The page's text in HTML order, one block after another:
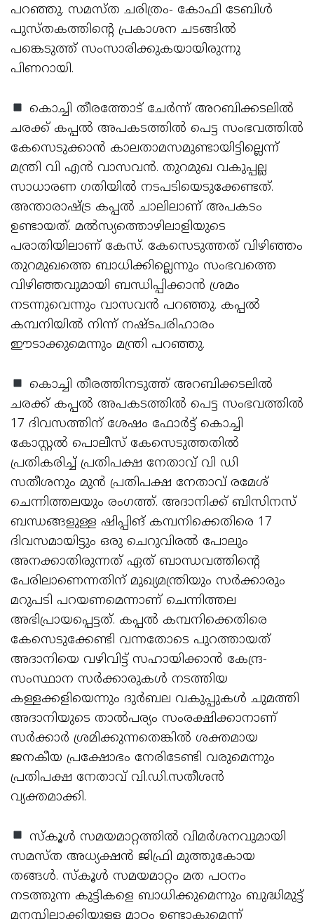
പറഞ്ഞു. സമസ്ത ചരിത്രം- കോഫി ടേബിള്‍
പുസ്തകത്തിന്റെ പ്രകാശന ചടങ്ങില്‍
പങ്കെടുത്ത് സംസാരിക്കുകയായിരുന്നു
പിണറായി.
കൊച്ചി തീരത്തോട് ചേര്‍ന്ന് അറബിക്കടലില്‍
ചരക്ക് കപ്പല്‍ അപകടത്തില്‍ പെട്ട സംഭവത്തില്‍
കേസെടുക്കാന്‍ കാലതാമസമുണ്ടായിട്ടില്ലെന്ന്
മന്ത്രി വി എന്‍ വാസവന്‍. തുറമുഖ വകുപ്പല്ല
സാധാരണ ഗതിയില്‍ നടപടിയെടുക്കേണ്ടത്.
അന്താരാഷ്ട്ര കപ്പല്‍ ചാലിലാണ് അപകടം
ഉണ്ടായത്. മല്‍സ്യത്തൊഴിലാളിയുടെ
പരാതിയിലാണ് കേസ്. കേസെടുത്തത് വിഴിഞ്ഞം
തുറമുഖത്തെ ബാധിക്കില്ലെന്നും സംഭവത്തെ
വിഴിഞ്ഞവുമായി ബന്ധിപ്പിക്കാന്‍ ശ്രമം
നടന്നുവെന്നും വാസവന്‍ പറഞ്ഞു. കപ്പല്‍
കമ്പനിയില്‍ നിന്ന് നഷ്ടപരിഹാരം
ഈടാക്കുമെന്നും മന്ത്രി പറഞ്ഞു.
കൊച്ചി തീരത്തിനടുത്ത് അറബിക്കടലില്‍
ചരക്ക് കപ്പല്‍ അപകടത്തില്‍ പെട്ട സംഭവത്തില്‍
17 ദിവസത്തിന് ശേഷം ഫോര്‍ട്ട് കൊച്ചി
കോസ്റ്റല്‍ പൊലീസ് കേസെടുത്തതില്‍
പ്രതികരിച്ച് പ്രതിപക്ഷ നേതാവ് വി ഡി
സതീശനും മുന്‍ പ്രതിപക്ഷ നേതാവ് രമേശ്
ചെന്നിത്തലയും രംഗത്ത്. അദാനിക്ക് ബിസിനസ്
ബന്ധങ്ങളുള്ള ഷിപ്പിങ് കമ്പനിക്കെതിരെ 17
ദിവസമായിട്ടും ഒരു ചെറുവിരല്‍ പോലും
അനക്കാതിരുന്നത് ഏത് ബാന്ധവത്തിന്റെ
പേരിലാണെന്നതിന് മുഖ്യമന്ത്രിയും സര്‍ക്കാരും
മറുപടി പറയണമെന്നാണ് ചെന്നിത്തല
അഭിപ്രായപ്പെട്ടത്. കപ്പല്‍ കമ്പനിക്കെതിരെ
കേസെടുക്കേണ്ടി വന്നതോടെ പുറത്തായത്
അദാനിയെ വഴിവിട്ട് സഹായിക്കാന്‍ കേന്ദ്ര-
സംസ്ഥാന സര്‍ക്കാരുകള്‍ നടത്തിയ
കള്ളക്കളിയെന്നും ദുര്‍ബല വകുപ്പുകള്‍ ചുമത്തി
അദാനിയുടെ താല്‍പര്യം സംരക്ഷിക്കാനാണ്
സര്‍ക്കാര്‍ ശ്രമിക്കുന്നതെങ്കില്‍ ശക്തമായ
ജനകീയ പ്രക്ഷോഭം നേരിടേണ്ടി വരുമെന്നും
പ്രതിപക്ഷ നേതാവ് വി.ഡി.സതീശന്‍
വ്യക്തമാക്കി.
സ്‌കൂള്‍ സമയമാറ്റത്തില്‍ വിമര്‍ശനവുമായി
സമസ്ത അധ്യക്ഷന്‍ ജിഫ്രി മുത്തുകോയ
തങ്ങള്‍. സ്‌കൂള്‍ സമയമാറ്റം മത പഠനം
നടത്തുന്ന കുട്ടികളെ ബാധിക്കുമെന്നും ബുദ്ധിമുട്ട്
മനസ്സിലാക്കിയുള്ള മാറ്റം ഉണ്ടാകുമെന്ന്